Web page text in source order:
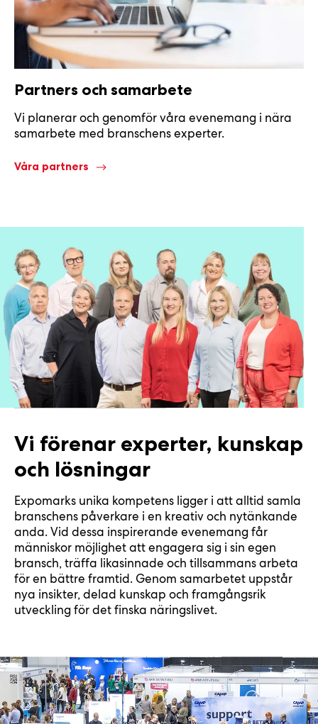
Partners och samarbete
Vi planerar och genomför våra evenemang i nära
samarbete med branschens experter.
Våra partners
Vi förenar experter, kunskap
och lösningar
Expomarks unika kompetens ligger i att alltid samla
branschens påverkare i en kreativ och nytänkande
anda. Vid dessa inspirerande evenemang får
människor möjlighet att engagera sig i sin egen
bransch, träffa likasinnade och tillsammans arbeta
för en bättre framtid. Genom samarbetet uppstår
nya insikter, delad kunskap och framgångsrik
utveckling för det finska näringslivet.